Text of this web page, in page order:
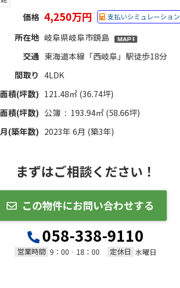
価格 4,250万円 支払いシミュレーション
所在地 岐阜県岐阜市鏡島
交通 東海道本線「西岐阜」駅徒歩18分
間取り 4LDK
積(坪数) 121.48㎡ (36.74坪)
積(坪数) 公簿 : 193.94㎡ (58.66坪)
(築年数) 2023年 6月 (築3年)
まずはご相談ください！
この物件にお問い合わせする
058-338-9110
営業時間 9：00‐18：00 定休日 水曜日